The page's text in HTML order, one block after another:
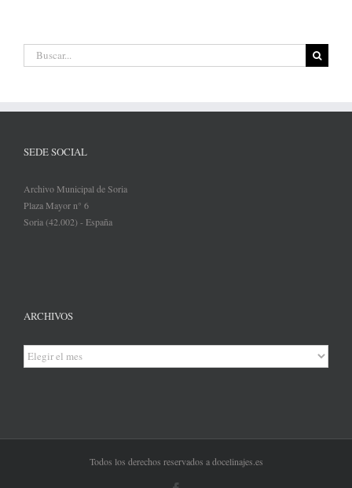
Buscar:
SEDE SOCIAL
Archivo Municipal de Soria
Plaza Mayor n° 6
Soria (42.002) - España
ARCHIVOS
Archivos
Todos los derechos reservados a docelinajes.es